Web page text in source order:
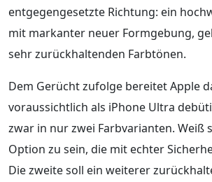
entgegengesetzte Richtung: ein
mit markanter neuer Formgebung,
sehr zurückhaltenden Farbtönen.
Dem Gerücht zufolge bereitet Apple
voraussichtlich als iPhone Ultra
zwar in nur zwei Farbvarianten. Weiß
Option zu sein, die mit echter
Die zweite soll ein weiterer